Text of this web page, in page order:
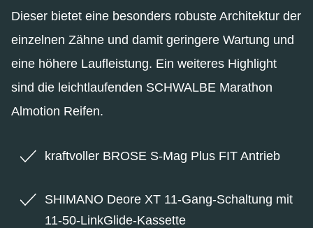
Dieser bietet eine besonders robuste Architektur der
einzelnen Zähne und damit geringere Wartung und
eine höhere Laufleistung. Ein weiteres Highlight
sind die leichtlaufenden SCHWALBE Marathon
Almotion Reifen.
kraftvoller BROSE S-Mag Plus FIT Antrieb
SHIMANO Deore XT 11-Gang-Schaltung mit
11-50-LinkGlide-Kassette